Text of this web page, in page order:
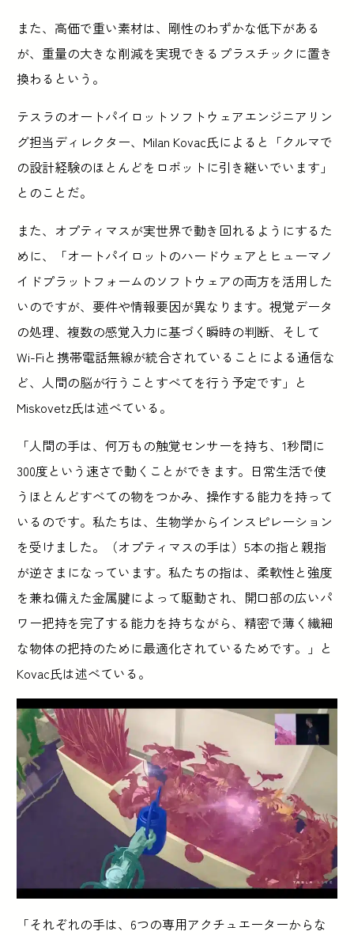
また、高価で重い素材は、剛性のわずかな低下がある
が、重量の大きな削減を実現できるプラスチックに置き
換わるという。
テスラのオートパイロットソフトウェアエンジニアリン
グ担当ディレクター、Milan Kovac氏によると「クルマで
の設計経験のほとんどをロボットに引き継いでいます」
とのことだ。
また、オプティマスが実世界で動き回れるようにするた
めに、「オートパイロットのハードウェアとヒューマノ
イドプラットフォームのソフトウェアの両方を活用した
いのですが、要件や情報要因が異なります。視覚データ
の処理、複数の感覚入力に基づく瞬時の判断、そして
Wi-Fiと携帯電話無線が統合されていることによる通信な
ど、人間の脳が行うことすべてを行う予定です」と
Miskovetz氏は述べている。
「人間の手は、何万もの触覚センサーを持ち、1秒間に
300度という速さで動くことができます。日常生活で使
うほとんどすべての物をつかみ、操作する能力を持って
いるのです。私たちは、生物学からインスピレーション
を受けました。（オプティマスの手は）5本の指と親指
が逆さまになっています。私たちの指は、柔軟性と強度
を兼ね備えた金属腱によって駆動され、開口部の広いパ
ワー把持を完了する能力を持ちながら、精密で薄く繊細
な物体の把持のために最適化されているためです。」と
Kovac氏は述べている。
「それぞれの手は、6つの専用アクチュエーターからな